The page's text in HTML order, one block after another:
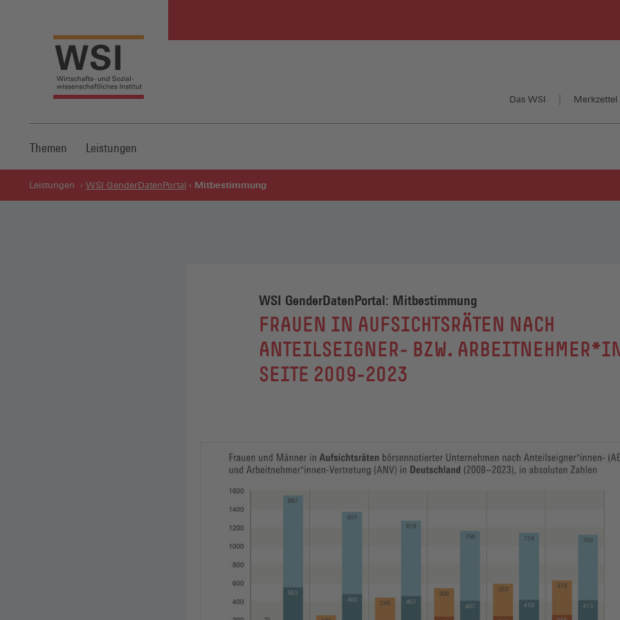
Das WSI Merkzettel
Themen Leistungen
Leistungen WSI GenderDatenPortal Mitbestimmung
WSI GenderDatenPortal: Mitbestimmung
:
FRAUEN IN AUFSICHTSRÄTEN NACH
ANTEILSEIGNER- BZW.
SEITE 2009-2023